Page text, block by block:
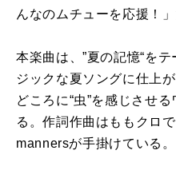
んなのムチューを応援！
本楽曲は、”夏の記憶“を
ジックな夏ソングに仕上
どころに“虫”を感じさせ
る。作詞作曲はももクロ
mannersが手掛けている。